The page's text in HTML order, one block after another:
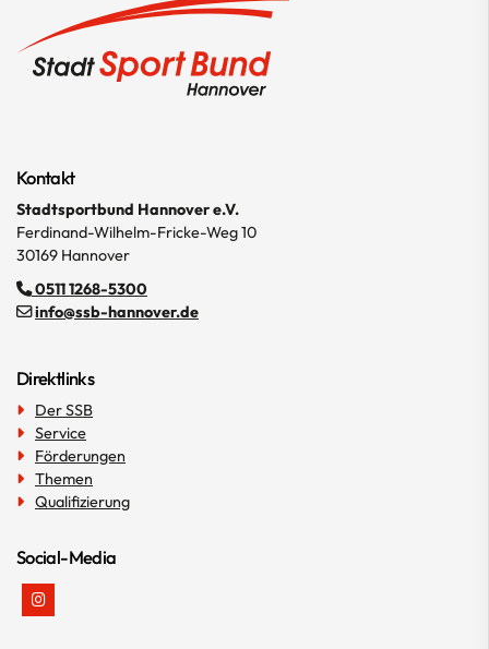
Kontakt
Stadtsportbund Hannover e.V.
Ferdinand-Wilhelm-Fricke-Weg 10
30169 Hannover
0511 1268-5300
info@ssb-hannover.de
Direktlinks
Der SSB
Service
Förderungen
Themen
Qualifizierung
Social-Media